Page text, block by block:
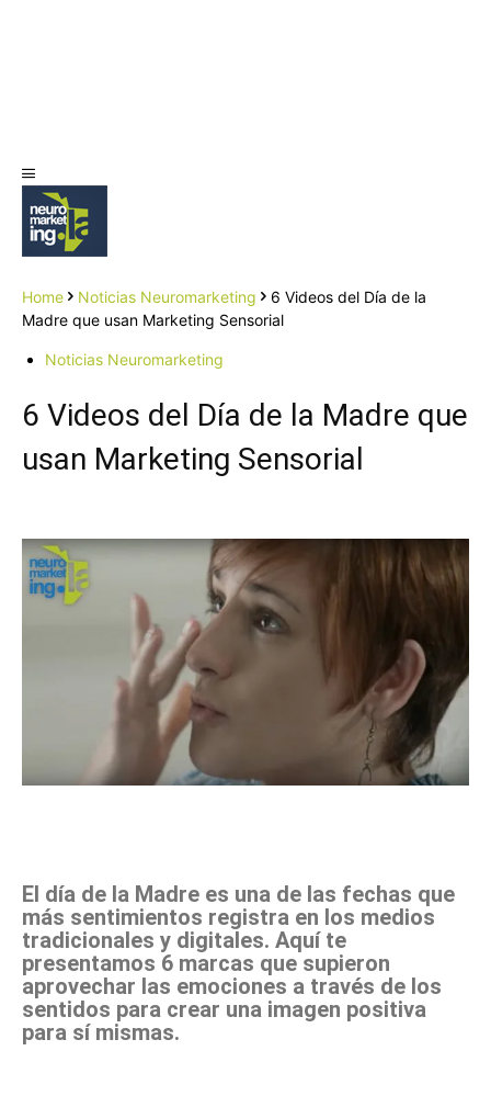
Home Noticias Neuromarketing
6 Videos del Día de la
Madre que usan Marketing Sensorial
Noticias Neuromarketing
6 Videos del Día de la Madre que
usan Marketing Sensorial
El día de la Madre es una de las fechas que
más sentimientos registra en los medios
tradicionales y digitales. Aquí te
presentamos 6 marcas que supieron
aprovechar las emociones a través de los
sentidos para crear una imagen positiva
para sí mismas.